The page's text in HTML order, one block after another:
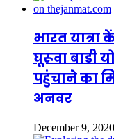
भारत
घूरूवा बाडी
पहुंचाने का
अनवर
December 9, 2020